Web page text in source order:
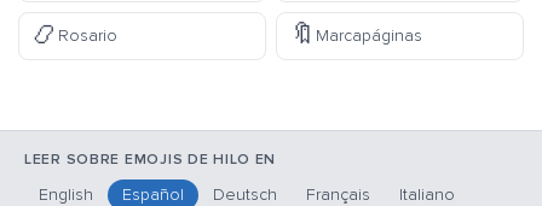
📿 Rosario 🔖 Marcapáginas
LEER SOBRE EMOJIS DE HILO EN
English Español Deutsch Français
Italiano